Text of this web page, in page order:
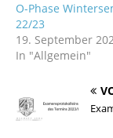
O-Phase
22/23
19. September
In "Allgemein"